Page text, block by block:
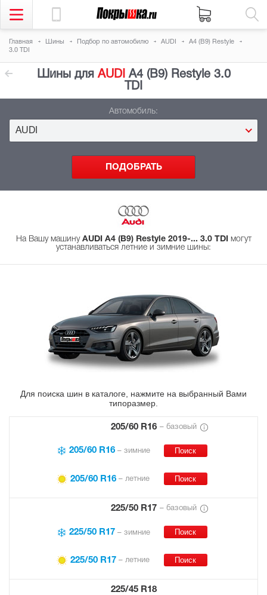
Главная Шины Подбор по автомобилю AUDI
A4 (B9) Restyle
3.0 TDI
Шины дляAUDI A4 (B9) Restyle 3.0
TDI
Автомобиль:
AUDI
На Вашу машину AUDI A4 (B9) Restyle 2019-... 3.0 TDI
могут
устанавливаться летние и зимние шины:
Для поиска шин в каталоге, нажмите на выбранный Вами
типоразмер.
205/60 R16 – базовый
205/60 R16 – зимние
205/60 R16– летние
225/50 R17 – базовый
225/50 R17 – зимние
225/50 R17 – летние
225/45 R18